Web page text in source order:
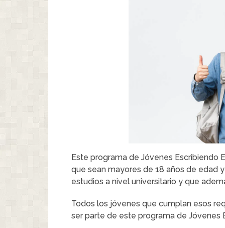
Este programa de Jóvenes Escribiendo
que sean mayores de 18 años de edad
estudios a nivel universitario y que
Todos los jóvenes que cumplan esos
ser parte de este programa de Jóvenes